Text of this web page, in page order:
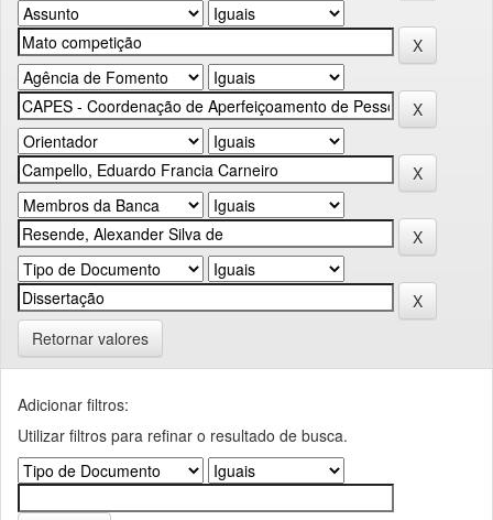
Retornar valores
Adicionar filtros:
Utilizar filtros para refinar o resultado de busca.